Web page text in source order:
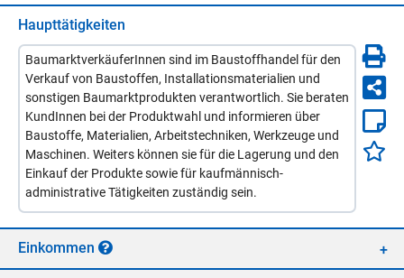
Haupttätigkeiten
BaumarktverkäuferInnen sind im Baustoffhandel für den
Verkauf von Baustoffen, Installationsmaterialien und
sonstigen Baumarktprodukten verantwortlich. Sie beraten
KundInnen bei der Produktwahl und informieren über
Baustoffe, Materialien, Arbeitstechniken, Werkzeuge und
Maschinen. Weiters können sie für die Lagerung und den
Einkauf der Produkte sowie für kaufmännisch-
administrative Tätigkeiten zuständig sein.
Ein­kom­men